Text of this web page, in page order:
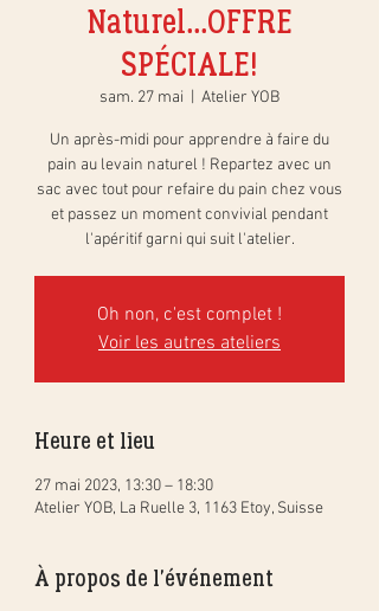
Naturel...OFFRE
SPÉCIALE!
sam. 27 mai Atelier YOB
Un après-midi pour apprendre à faire du
pain au levain naturel ! Repartez avec un
sac avec tout pour refaire du pain chez vous
et passez un moment convivial pendant
l'apéritif garni qui suit l'atelier.
Oh non, c'est complet !
Voir les autres ateliers
Heure et lieu
27 mai 2023, 13:30 – 18:30
Atelier YOB, La Ruelle 3, 1163 Etoy, Suisse
À propos de l'événement